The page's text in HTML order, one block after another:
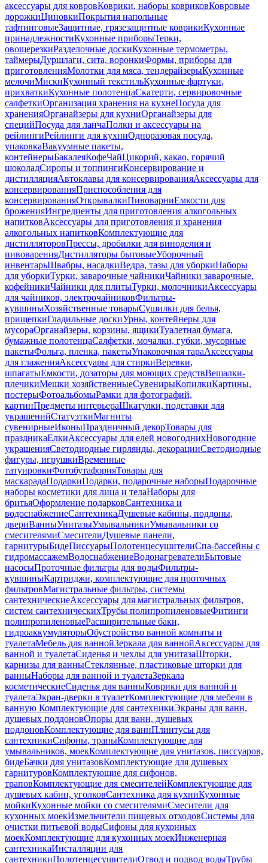
аксессуары для ковровКоврики, наборы ковриковКовровые
дорожкиЦиновкиПокрытия напольные
тафтинговыеЗащитные, грязезащитные коврикиКухонные
принадлежностиКухонные приборыТерки,
овощерезкиРазделочные доскиКухонные термометры,
таймерыДуршлаги, сита, воронкиФормы, приборы для
приготовленияМолотки для мяса, тендерайзерыКухонные
мелочиМискиКухонный текстильКухонные фартуки,
прихваткиКухонные полотенцаСкатерти, сервировочные
салфеткиОрганизация хранения на кухнеПосуда для
храненияОрганайзеры для кухниОрганайзеры для
специйПосуда для ланчаПолки и аксессуары на
рейлингиРейлинги для кухниОдноразовая посуда,
упаковкаВакуумные пакеты,
контейнерыБакалеяКофеЧайЦикорий, какао, горячий
шоколадСиропы и топпингиКонсервирование и
дистилляцияАвтоклавы для консервированияАксессуары для
консервированияПриспособления для
консервированияОткрывалкиПивоварниЕмкости для
броженияИнгредиенты для приготовления алкогольных
напитковАксессуары для приготовления и хранения
алкогольных напитковКомплектующие для
дистилляторовПрессы, дробилки для виноделия и
пивоваренияДистилляторы бытовыеУборочный
инвентарьШвабры, насадкиВедра, тазы для уборкиНаборы
для уборкиТурки, заварочные чайникиЧайники заварочные,
кофейникиЧайники для плитыТурки, молочникиАксессуары
для чайников, электрочайниковФильтры-
кувшиныХозяйственные товарыСушилки для белья,
прищепкиГладильные доскиУрны, контейнеры для
мусораОрганайзеры, корзины, ящикиТуалетная бумага,
бумажные полотенцаСалфетки, мочалки, губки, мусорные
пакетыФольга, пленка, пакетыУпаковочная тараАксессуары
для глаженияАксессуары для стиркиВеревки,
шпагатыЕмкости, дозаторы для моющих средствВешалки-
плечикиМешки хозяйственныеСувенирыКопилкиКартины,
постерыФотоальбомыРамки для фотографий,
картинПредметы интерьераШкатулки, подставки для
украшенийСтатуэткиМагниты
сувенирныеИконыПраздничный декорТовары для
праздникаЕлкиАксессуары для елей новогоднихНовогодние
украшенияСветодиодные гирлянды, декорацииСветодиодные
фигуры, игрушкиВременные
татуировкиФотобутафорияТовары для
маскарадаПодаркиПодарки, подарочные наборыПодарочные
наборы косметики для лица и телаНаборы для
бритьяОформление подарковСантехника и
водоснабжениеСантехникаДушевые кабины, поддоны,
двериВанныУнитазыУмывальникиУмывальники со
смесителямиСмесителиДушевые панели,
гарнитурыБидеПиссуарыПолотенцесушителиСпа-бассейны с
гидромассажемВодоснабжениеВодонагревателиБытовые
насосыПроточные фильтры для водыФильтры-
кувшиныКартриджи, комплектующие для проточных
фильтровМагистральные фильтры, системы
сантехническиеАксессуары для магистральных фильтров,
систем сантехническихТрубы полипропиленовыеФитинги
полипропиленовыеРасширительные баки,
гидроаккумуляторыОбустройство ванной комнаты и
туалетаМебель для ваннойЗеркала для ваннойАксессуары для
ванной и туалетаСиденья и чехлы для унитазаШторки,
карнизы для ванныСтеклянные, пластиковые шторки для
ванныНаборы для ванной и туалетаЗеркала
косметическиеСиденья для ванныКоврики для ванной и
туалетаЭкран-дверки в туалетКомплектующие для мебели в
ванную Комплектующие для сантехникиЭкраны для ванн,
душевых поддоновОпоры для ванн, душевых
поддоновКомплектующие для ваннПлинтусы для
сантехникиСифоны, трапыКомплектующие для
умывальников, моекКомплектующие для унитазов, писсуаров,
бидеБачки для унитазовКомплектующие для душевых
гарнитуровКомплектующие для сифонов,
траповКомплектующие для смесителейКомплектующие для
душевых кабин, уголковСантехника для кухниКухонные
мойкиКухонные мойки со смесителямиСмесители для
кухонных моекИзмельчители пищевых отходовСистемы для
очистки питьевой водыСифоны для кухонных
моекКомплектующие для кухонных моекИнженерная
сантехникаИнсталляции для
сантехникиПолотенцесушителиОтвод и подвод водыТрубы